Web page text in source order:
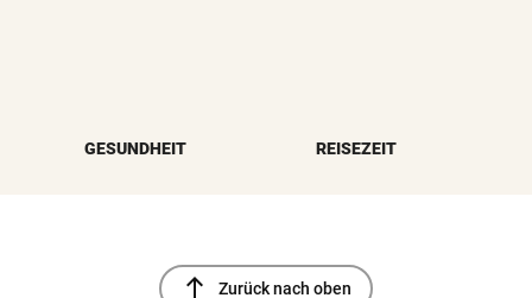
GESUNDHEIT REISEZEIT
north Zurück nach oben